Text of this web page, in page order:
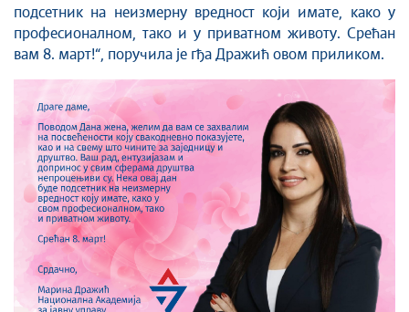
подсетник на неизмерну вредност који имате, како у
професионалном, тако и у приватном животу. Срећан
вам 8. март!“, поручила је гђа Дражић овом приликом.